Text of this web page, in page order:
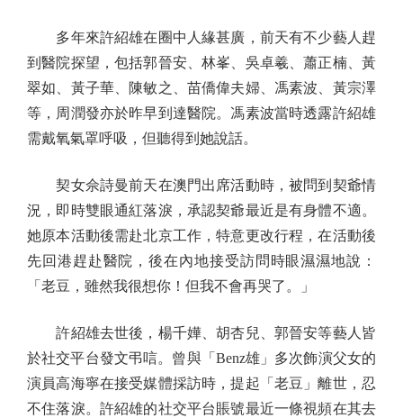
多年來許紹雄在圈中人緣甚廣，前天有不少藝人趕
到醫院探望，包括郭晉安、林峯、吳卓羲、蕭正楠、黃
翠如、黃子華、陳敏之、苗僑偉夫婦、馮素波、黃宗澤
等，周潤發亦於昨早到達醫院。馮素波當時透露許紹雄
需戴氧氣罩呼吸，但聽得到她說話。
契女佘詩曼前天在澳門出席活動時，被問到契爺情
況，即時雙眼通紅落淚，承認契爺最近是有身體不適。
她原本活動後需赴北京工作，特意更改行程，在活動後
先回港趕赴醫院，後在內地接受訪問時眼濕濕地說：
「老豆，雖然我很想你！但我不會再哭了。」
許紹雄去世後，楊千嬅、胡杏兒、郭晉安等藝人皆
於社交平台發文弔唁。曾與「Benz雄」多次飾演父女的
演員高海寧在接受媒體採訪時，提起「老豆」離世，忍
不住落淚。許紹雄的社交平台賬號最近一條視頻在其去